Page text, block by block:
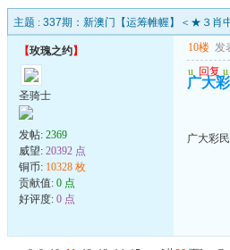
主题 : 337期：新澳门【运筹帷幄】＜★３肖
【玫瑰之约】
圣骑士
发帖: 2369
威望: 20392 点
铜币: 10328 枚
贡献值: 0 点
好评度: 0 点
10楼 发
u 回复 u
广大
广大彩